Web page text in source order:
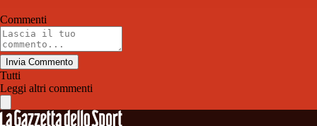
Commenti
Invia Commento
Tutti
Leggi altri commenti